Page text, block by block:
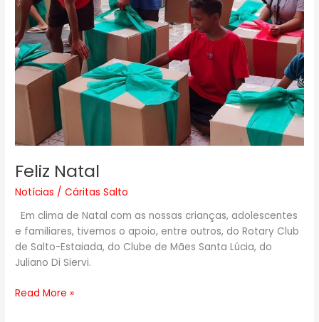
Feliz Natal
Notícias /Cáritas Salto
Em clima de Natal com as nossas crianças, adolescentes
e familiares, tivemos o apoio, entre outros, do Rotary Club
de Salto-Estaiada, do Clube de Mães Santa Lúcia, do
Juliano Di Siervi.
Read More »